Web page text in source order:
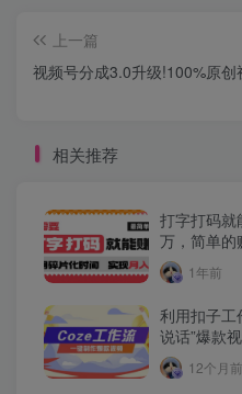
上一篇
视频号分成3.0升级!100%原
相关推荐
打字打码就
万，简单的
1年前
利用扣子工
说话”爆款
12个月前